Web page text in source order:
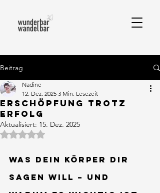
Beitrag
Erschöpfung trotz
Erfolg
Nadine
12. Dez. 2025 3 Min. Lesezeit
Aktualisiert: 15. Dez. 2025
Mit NaN von 5 Sternen bewertet.
Was dein Körper dir
sagen will – und